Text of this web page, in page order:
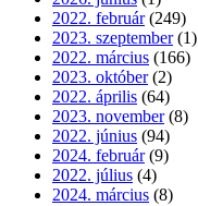
2022. február (249)
2023. szeptember (1)
2022. március (166)
2023. október (2)
2022. április (64)
2023. november (8)
2022. június (94)
2024. február (9)
2022. július (4)
2024. március (8)